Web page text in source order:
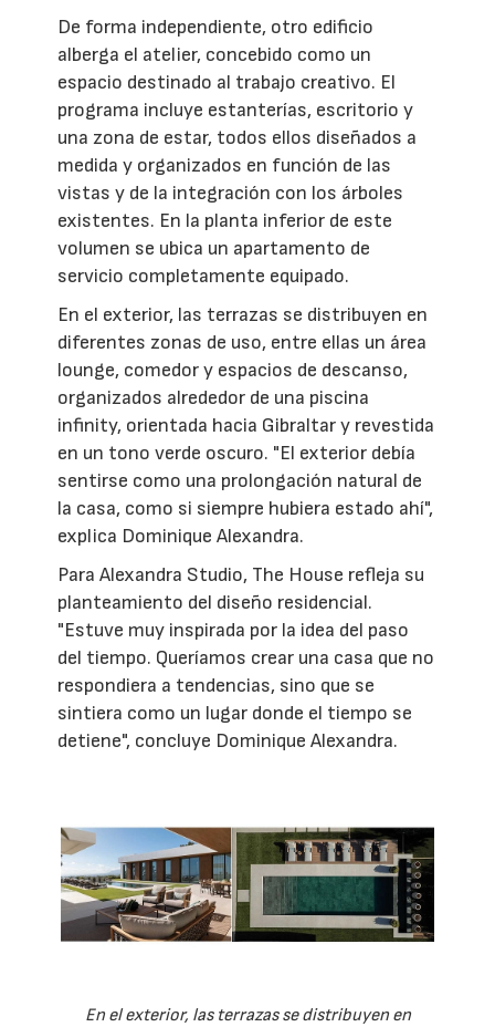
De forma independiente, otro edificio
alberga el atelier, concebido como un
espacio destinado al trabajo creativo. El
programa incluye estanterías, escritorio y
una zona de estar, todos ellos diseñados a
medida y organizados en función de las
vistas y de la integración con los árboles
existentes. En la planta inferior de este
volumen se ubica un apartamento de
servicio completamente equipado.
En el exterior, las terrazas se distribuyen en
diferentes zonas de uso, entre ellas un área
lounge, comedor y espacios de descanso,
organizados alrededor de una piscina
infinity, orientada hacia Gibraltar y revestida
en un tono verde oscuro. "El exterior debía
sentirse como una prolongación natural de
la casa, como si siempre hubiera estado ahí",
explica Dominique Alexandra.
Para Alexandra Studio, The House refleja su
planteamiento del diseño residencial.
"Estuve muy inspirada por la idea del paso
del tiempo. Queríamos crear una casa que no
respondiera a tendencias, sino que se
sintiera como un lugar donde el tiempo se
detiene", concluye Dominique Alexandra.
En el exterior, las terrazas se distribuyen en